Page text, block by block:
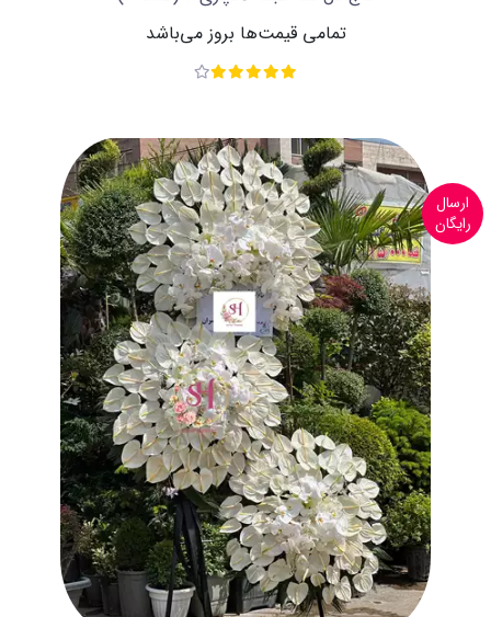
تمامی قیمت‌ها بروز می‌باشد
ارسال
رایگان